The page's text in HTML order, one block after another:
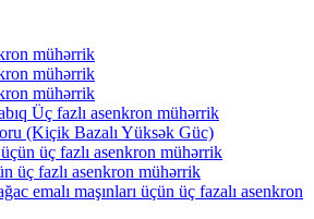
mühərrik
mühərrik
mühərrik
Üç fazlı asenkron mühərrik
(Kiçik Bazalı Yüksək Güc)
üç fazlı asenkron mühərrik
üç fazlı asenkron mühərrik
emalı maşınları üçün üç fazalı asenkron